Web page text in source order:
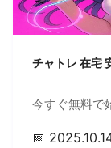
チャトレ 在宅
今すぐ無料で
📅